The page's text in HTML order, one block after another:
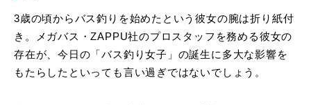
3歳の頃からバス釣りを始めたという彼女の腕は折り紙付
き。メガバス・ZAPPU社のプロスタッフを務める彼女の
存在が、今日の「バス釣り女子」の誕生に多大な影響を
もたらしたといっても言い過ぎではないでしょう。